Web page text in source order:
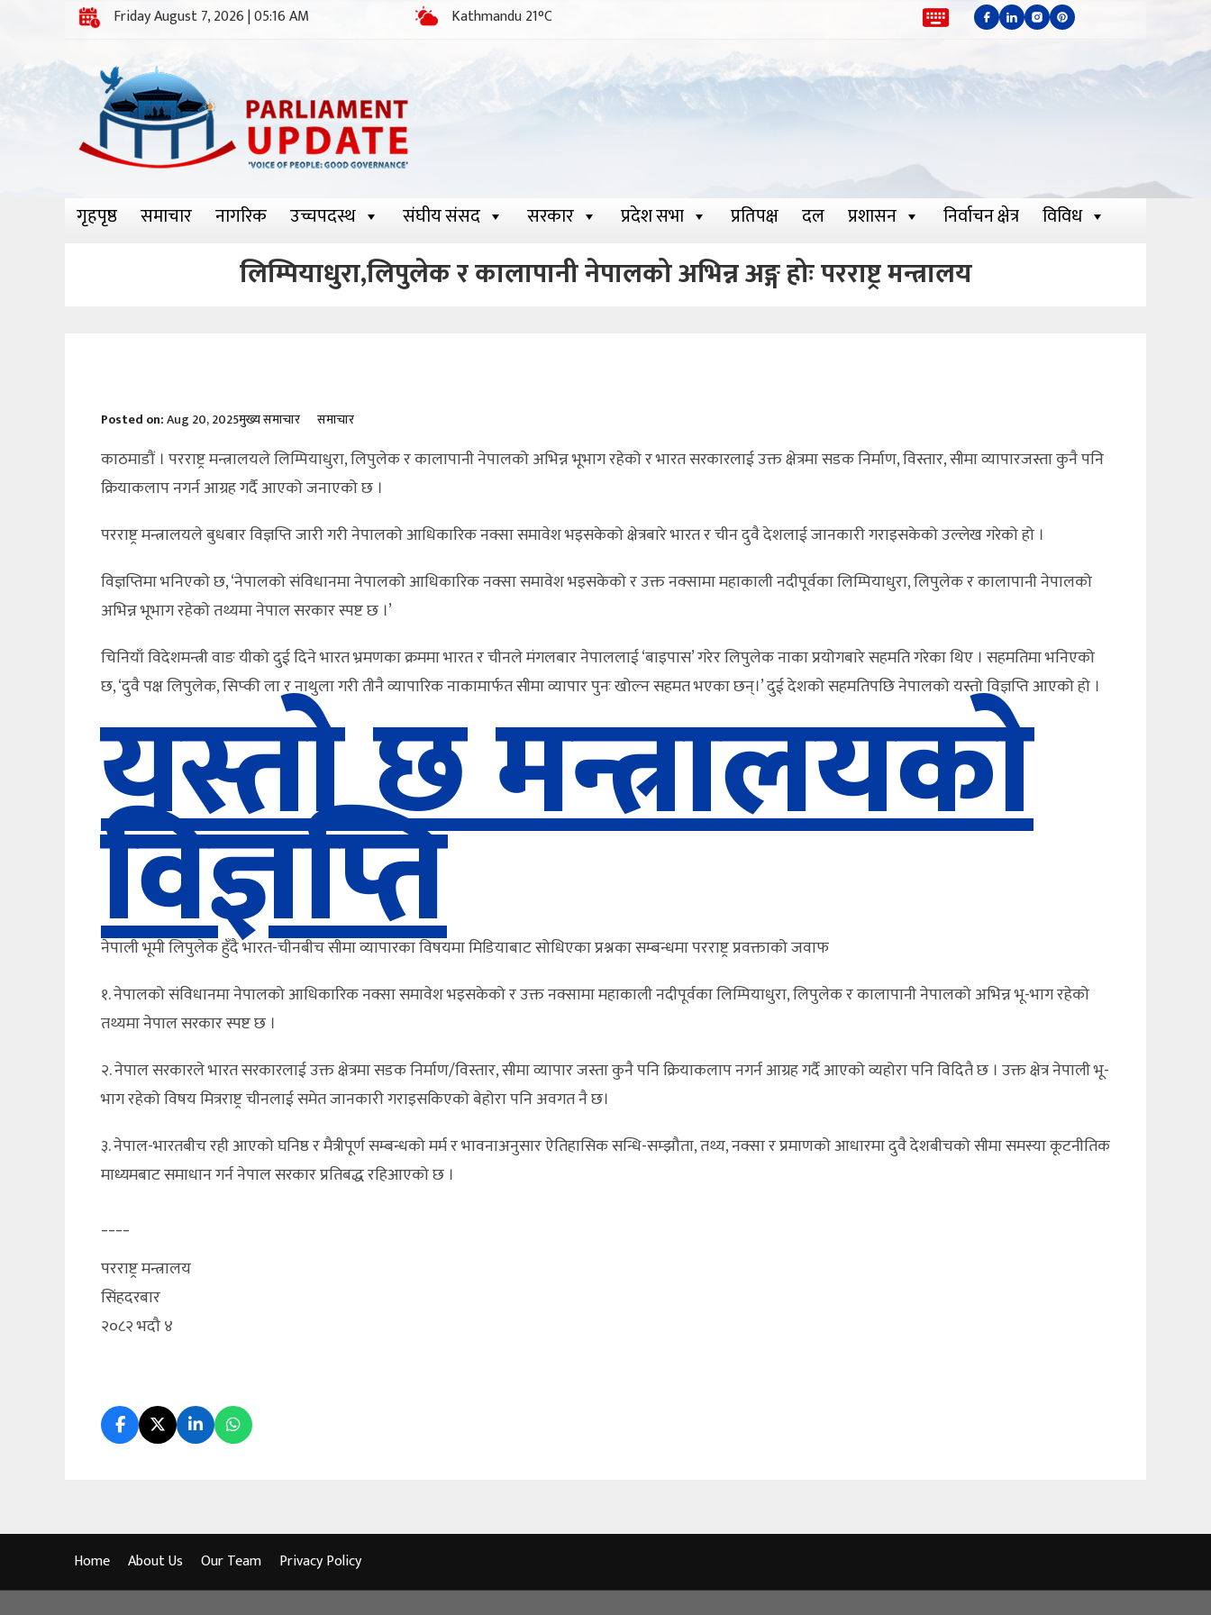
Friday August 7, 2026 | 05:16 AM Kathmandu 21°C
गृहपृष्ठ समाचार नागरिक उच्चपदस्थ संघीय संसद सरकार प्रदेश सभा प्रतिपक्ष दल प्रशासन निर्वाचन क्षेत्र विविध
लिम्पियाधुरा,लिपुलेक र कालापानी नेपालको अभिन्न अङ्ग होः परराष्ट्र मन्त्रालय
Posted on:Aug 20, 2025मुख्य समाचार समाचार
काठमाडौं । परराष्ट्र मन्त्रालयले लिम्पियाधुरा, लिपुलेक र कालापानी नेपालको अभिन्न भूभाग रहेको र भारत सरकारलाई उक्त क्षेत्रमा सडक निर्माण, विस्तार, सीमा व्यापारजस्ता कुनै पनि
क्रियाकलाप नगर्न आग्रह गर्दै आएको जनाएको छ ।
परराष्ट्र मन्त्रालयले बुधबार विज्ञप्ति जारी गरी नेपालको आधिकारिक नक्सा समावेश भइसकेको क्षेत्रबारे भारत र चीन दुवै देशलाई जानकारी गराइसकेको उल्लेख गरेको हो ।
विज्ञप्तिमा भनिएको छ, ‘नेपालको संविधानमा नेपालको आधिकारिक नक्सा समावेश भइसकेको र उक्त नक्सामा महाकाली नदीपूर्वका लिम्पियाधुरा, लिपुलेक र कालापानी नेपालको
अभिन्न भूभाग रहेको तथ्यमा नेपाल सरकार स्पष्ट छ ।’
चिनियाँ विदेशमन्त्री वाङ यीको दुई दिने भारत भ्रमणका क्रममा भारत र चीनले मंगलबार नेपाललाई ‘बाइपास’ गरेर लिपुलेक नाका प्रयोगबारे सहमति गरेका थिए । सहमतिमा भनिएको
छ, ‘दुवै पक्ष लिपुलेक, सिप्की ला र नाथुला गरी तीनै व्यापारिक नाकामार्फत सीमा व्यापार पुनः खोल्न सहमत भएका छन्।’ दुई देशको सहमतिपछि नेपालको यस्तो विज्ञप्ति आएको हो ।
यस्तो छ मन्त्रालयको
विज्ञप्ति
नेपाली भूमी लिपुलेक हुँदै भारत-चीनबीच सीमा व्यापारका विषयमा मिडियाबाट सोधिएका प्रश्नका सम्बन्धमा परराष्ट्र प्रवक्ताको जवाफ
१. नेपालको संविधानमा नेपालको आधिकारिक नक्सा समावेश भइसकेको र उक्त नक्सामा महाकाली नदीपूर्वका लिम्पियाधुरा, लिपुलेक र कालापानी नेपालको अभिन्न भू-भाग रहेको
तथ्यमा नेपाल सरकार स्पष्ट छ ।
२. नेपाल सरकारले भारत सरकारलाई उक्त क्षेत्रमा सडक निर्माण/विस्तार, सीमा व्यापार जस्ता कुनै पनि क्रियाकलाप नगर्न आग्रह गर्दै आएको व्यहोरा पनि विदितै छ । उक्त क्षेत्र नेपाली भू-
भाग रहेको विषय मित्रराष्ट्र चीनलाई समेत जानकारी गराइसकिएको बेहोरा पनि अवगत नै छ।
३. नेपाल-भारतबीच रही आएको घनिष्ठ र मैत्रीपूर्ण सम्बन्धको मर्म र भावनाअनुसार ऐतिहासिक सन्धि-सम्झौता, तथ्य, नक्सा र प्रमाणको आधारमा दुवै देशबीचको सीमा समस्या कूटनीतिक
माध्यमबाट समाधान गर्न नेपाल सरकार प्रतिबद्ध रहिआएको छ ।
परराष्ट्र मन्त्रालय
सिंहदरबार
२०८२ भदौ ४
Home About Us Our Team Privacy Policy